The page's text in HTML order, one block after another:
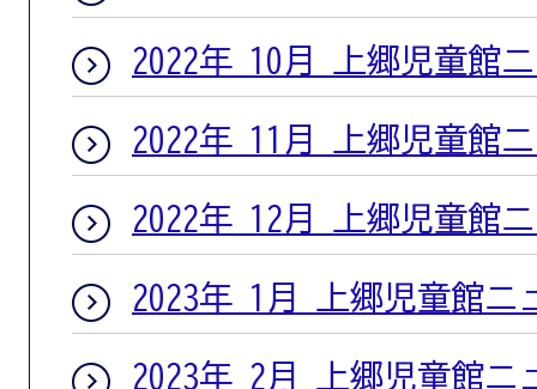
2022年 10月 上郷児童館
2022年 11月 上郷児童館
2022年 12月 上郷児童館
2023年 1月 上郷児童館ニ
2023年 2月 上郷児童館ニ